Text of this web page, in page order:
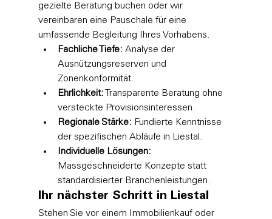
gezielte Beratung buchen oder wir
vereinbaren eine Pauschale für eine
umfassende Begleitung Ihres Vorhabens.
Fachliche Tiefe: Analyse der
Ausnützungsreserven und
Zonenkonformität.
Ehrlichkeit: Transparente Beratung ohne
versteckte Provisionsinteressen.
Regionale Stärke: Fundierte Kenntnisse
der spezifischen Abläufe in Liestal.
Individuelle Lösungen:
Massgeschneiderte Konzepte statt
standardisierter Branchenleistungen.
Ihr nächster Schritt in Liestal
Stehen Sie vor einem Immobilienkauf oder